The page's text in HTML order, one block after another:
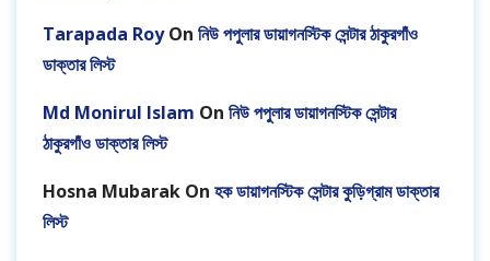
Tarapada RoyOn নিউ পপুলার ডায়াগনস্টিক সেন্টার ঠাকুরগাঁও
ডাক্তার লিস্ট
Md Monirul Islam On নিউ পপুলার ডায়াগনস্টিক সেন্টার
ঠাকুরগাঁও ডাক্তার লিস্ট
Hosna Mubarak On হক ডায়াগনস্টিক সেন্টার কুড়িগ্রাম ডাক্তার
লিস্ট